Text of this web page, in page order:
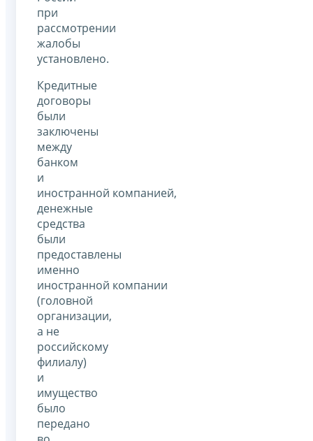
при
рассмотрении
жалобы
установлено.
Кредитные
договоры
были
заключены
между
банком
и
иностранной компанией,
денежные
средства
были
предоставлены
именно
иностранной компании
(головной
организации,
а не
российскому
филиалу)
и
имущество
было
передано